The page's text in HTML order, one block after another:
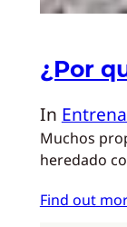
¿Por
In
Muchos
heredado
Find out